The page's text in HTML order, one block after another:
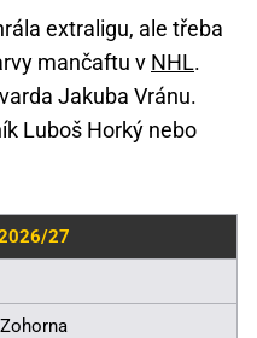
extraligu, ale třeba
mančaftu v NHL.
Jakuba Vránu.
Luboš Horký nebo
27